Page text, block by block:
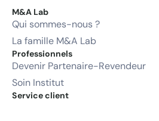
M&A Lab
Qui sommes-nous ?
La famille M&A Lab
Professionnels
Devenir Partenaire-Revendeur
Soin Institut
Service client